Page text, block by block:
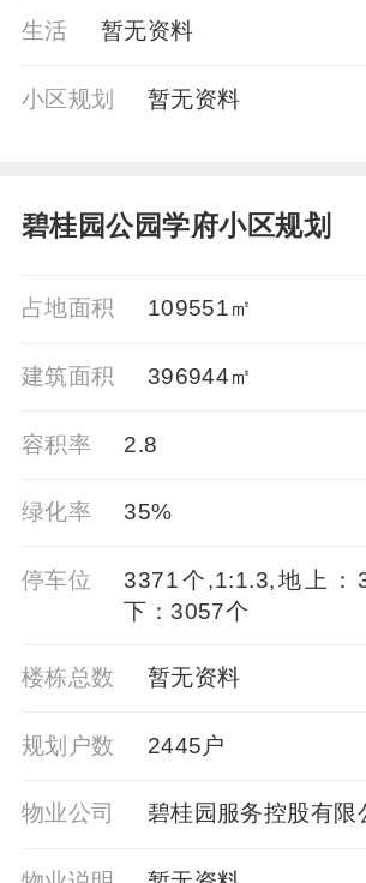
生活 暂⽆资料
小区规划 暂⽆资料
碧桂园公园学府小区规划
占地面积 109551㎡
建筑面积 396944㎡
容积率 2.8
绿化率 35%
停车位
3371个,1:1.3,地上：
下：3057个
楼栋总数 暂无资料
规划户数 2445户
物业公司 碧桂园服务控股有限